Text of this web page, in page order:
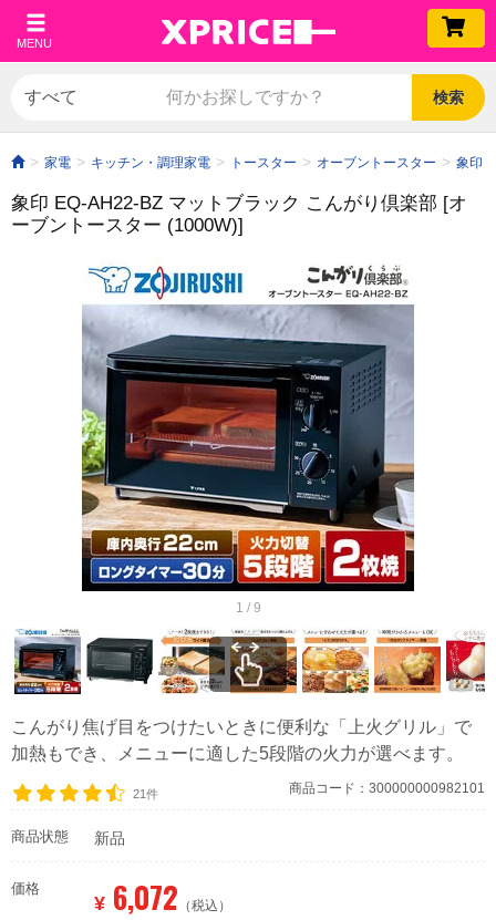
MENU
検索
家電 キッチン・調理家電 トースター オーブントースター 象印
象印 EQ-AH22-BZ マットブラック こんがり倶楽部 [オ
ーブントースター (1000W)]
1 / 9
こんがり焦げ目をつけたいときに便利な「上火グリル」で
加熱もでき、メニューに適した5段階の火力が選べます。
21件 商品コード：300000000982101
商品状態 新品
価格
¥ 6,072 （税込）